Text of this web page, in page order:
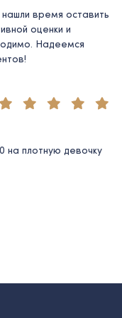
время оставить
оценки и
Надеемся
на плотную девочку